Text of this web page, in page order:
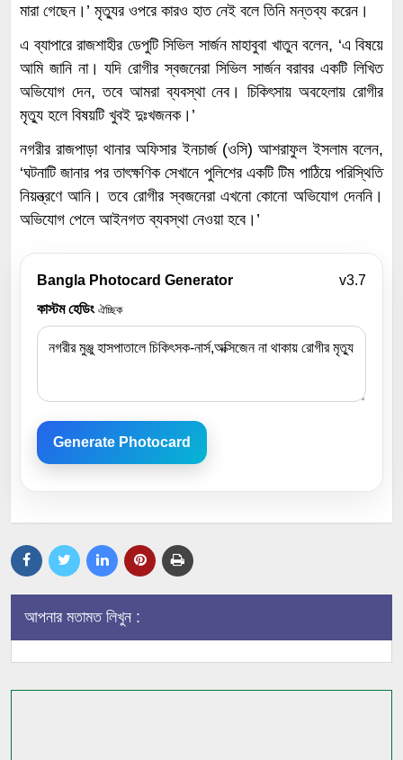
মারা গেছেন।’ মৃত্যুর ওপরে কারও হাত নেই বলে তিনি মন্তব্য করেন।
এ ব্যাপারে রাজশাহীর ডেপুটি সিভিল সার্জন মাহাবুবা খাতুন বলেন, ‘এ বিষয়ে
আমি জানি না। যদি রোগীর স্বজনেরা সিভিল সার্জন বরাবর একটি লিখিত
অভিযোগ দেন, তবে আমরা ব্যবস্থা নেব। চিকিৎসায় অবহেলায় রোগীর
মৃত্যু হলে বিষয়টি খুবই দুঃখজনক।’
নগরীর রাজপাড়া থানার অফিসার ইনচার্জ (ওসি) আশরাফুল ইসলাম বলেন,
‘ঘটনাটি জানার পর তাৎক্ষণিক সেখানে পুলিশের একটি টিম পাঠিয়ে পরিস্থিতি
নিয়ন্ত্রণে আনি। তবে রোগীর স্বজনেরা এখনো কোনো অভিযোগ দেননি।
অভিযোগ পেলে আইনগত ব্যবস্থা নেওয়া হবে।’
Bangla Photocard Generator
v3.7
কাস্টম হেডিং ঐচ্ছিক
Generate Photocard
আপনার মতামত লিখুন :